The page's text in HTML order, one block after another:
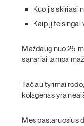
Kuo jis skiriasi
Kaip jį teisingai
Maždaug nuo 25
sąnariai tampa
Tačiau tyrimai
kolagenas yra
Mes pastaruosius